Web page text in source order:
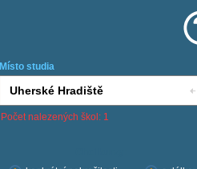
Místo studia
Počet nalezených škol: 1